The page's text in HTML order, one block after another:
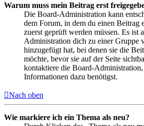
Warum muss mein Beitrag erst
Die Board-Administration kann
dem Forum, in dem du einen Beitrag
zuerst geprüft werden müssen. Es ist
Administration dich zu einer Gruppe
hinzugefügt hat, bei denen sie die
möchte, bevor sie auf der Seite
kontaktiere die Board-
Informationen dazu benötigst.
Nach oben
Wie markiere ich ein Thema als neu?